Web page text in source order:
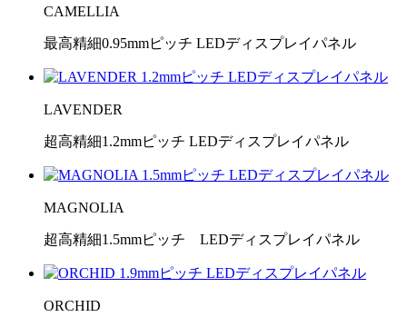
CAMELLIA
最高精細0.95mmピッチ LEDディスプレイパネル
LAVENDER
超高精細1.2mmピッチ LEDディスプレイパネル
MAGNOLIA
超高精細1.5mmピッチ LEDディスプレイパネル
ORCHID